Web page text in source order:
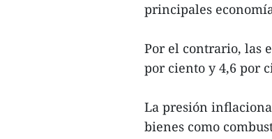
principales
Por el contrario, las
por ciento y 4,6 por
La presión
bienes como